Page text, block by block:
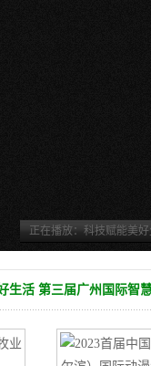
正在播放：科技赋能美
幕
生活 第三届广州国际智